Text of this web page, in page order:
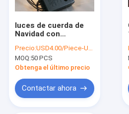
luces de cuerda de
Navidad con
funciones
Precio:USD4.00/Piece-USD6.00/Piece
MOQ:50 PCS
Obtenga el último precio
Contactar ahora